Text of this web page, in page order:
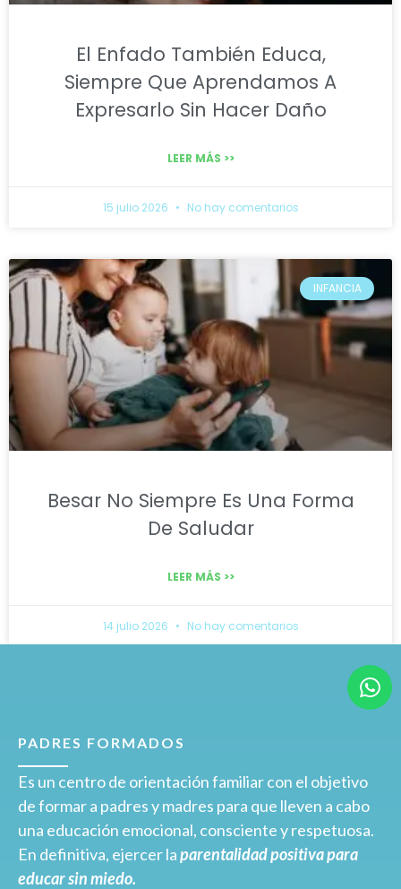
El Enfado También Educa,
Siempre Que Aprendamos A
Expresarlo Sin Hacer Daño
LEER MÁS >>
15 julio 2026 No hay comentarios
INFANCIA
Besar No Siempre Es Una Forma
De Saludar
LEER MÁS >>
14 julio 2026 No hay comentarios
PADRES FORMADOS
Es un centro de orientación familiar con el objetivo
de formar a padres y madres para que lleven a cabo
una educación emocional, consciente y respetuosa.
En definitiva, ejercer laparentalidad positiva para
educar sin miedo.